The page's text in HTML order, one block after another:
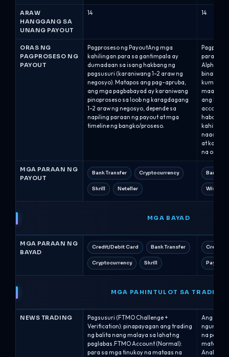
ARAW
HANGGANG SA
UNANG PAYOUT
14 14
ORAS NG
PAGPROSESO NG
PAYOUT
Pagproseso ng PayoutAng mga
kahilingan para sa gantimpala ay
dumadaan sa isang hakbang ng
pagsusuri (karaniwang 1–2 araw ng
negosyo). Matapos ang pag-apruba,
ang mga pagbabayad ay karaniwang
pinoproseso sa loob ng karagdagang
1–2 araw ng negosyo, depende sa
napiling paraan ng payout at mga
timeline ng bangko/proseso.
para sa
Alpha
ang lahat
account
habang
at
na oras
MGA PARAAN NG
PAYOUT
Bank Transfer Cryptocurrency
Skrill Neteller
Bank
Wise
MGA BAYAD
MGA PARAAN NG
BAYAD
Credit/Debit Card Bank Transfer
Cryptocurrency Skrill
Credit/
PayPal
MGA PAHINTULOT SA TRADING
NEWS TRADING
Pagsusuri (FTMO Challenge +
Verification): pinapayagan ang trading
ng balita nang malaya sa lahat ng
paglabas.FTMO Account (Normal):
para sa mga tinukoy na mataas na
Ang
ngunit
na
mataas
Analyst